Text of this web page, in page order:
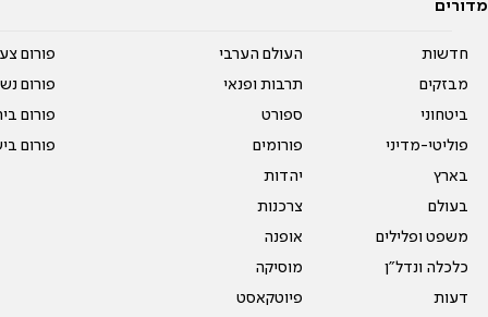
מדורים
חדשות
מבזקים
ביטחוני
פוליטי-מדיני
בארץ
בעולם
משפט ופלילים
כלכלה ונדל"ן
דעות
העולם הערבי
תרבות ופנאי
ספורט
פורומים
יהדות
צרכנות
אופנה
מוסיקה
פיוטקאסט
פורום
פורום
פורום
פורום